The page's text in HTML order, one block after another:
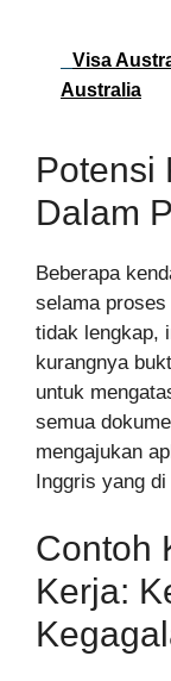
Visa
Australia
Potensi
Dalam
Beberapa
selama
tidak lengkap,
kurangnya
untuk
semua
mengajukan
Inggris yang di
Contoh
Kerja: